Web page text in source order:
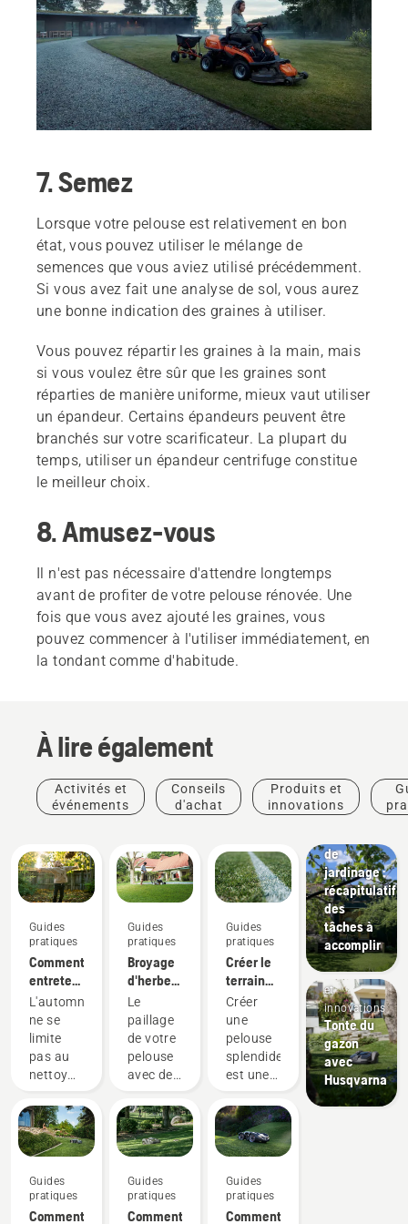
7. Semez
Lorsque votre pelouse est relativement en bon
état, vous pouvez utiliser le mélange de
semences que vous aviez utilisé précédemment.
Si vous avez fait une analyse de sol, vous aurez
une bonne indication des graines à utiliser.
Vous pouvez répartir les graines à la main, mais
si vous voulez être sûr que les graines sont
réparties de manière uniforme, mieux vaut utiliser
un épandeur. Certains épandeurs peuvent être
branchés sur votre scarificateur. La plupart du
temps, utiliser un épandeur centrifuge constitue
le meilleur choix.
8. Amusez-vous
Il n'est pas nécessaire d'attendre longtemps
avant de profiter de votre pelouse rénovée. Une
fois que vous avez ajouté les graines, vous
pouvez commencer à l'utiliser immédiatement, en
la tondant comme d'habitude.
À lire également
Activités et
événements
Conseils
d'achat
Produits et
innovations
Guides
pratiques
Comment
entretenir
ma
pelouse
en
automne :
nos
conseils
L'automne
ne se
limite
pas au
nettoyage
feuilles
mortes
et à la
pour les
mois
plus
Guides
pratiques
Comment
paysager
Outils
pour
Guides
pratiques
Broyage
d'herbe
et de
feuilles
Le
paillage
de votre
pelouse
avec de
des
feuilles
broyées
vous
faire
gagner
Guides
pratiques
Comment
Guides
pratiques
Créer le
terrain
parfait
Créer
une
pelouse
splendide
est une
Mais
comment
faire
qu'elle
résiste à
toute
Guides
pratiques
Comment
Guides
pratiques
de
jardinage :
récapitulatif
des
tâches à
accomplir
Produits
et
innovations
Tonte du
gazon
avec
Husqvarna